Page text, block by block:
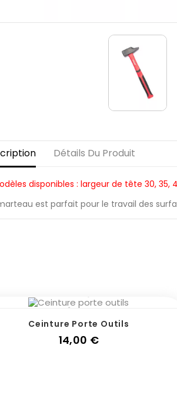
Détails Du Produit
disponibles : largeur de tête 30, 35,
est parfait pour le travail des
Ceinture Porte Outils
14,00 €Prix